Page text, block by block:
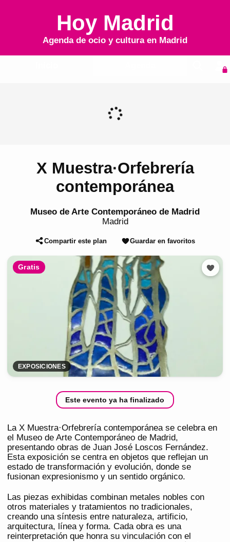
Hoy Madrid
Agenda de ocio y cultura en Madrid
X Muestra·Orfebrería
contemporánea
Museo de Arte Contemporáneo de Madrid
Madrid
Compartir este plan Guardar en favoritos
Gratis
EXPOSICIONES
Este evento ya ha finalizado
La X Muestra·Orfebrería contemporánea se celebra en
el Museo de Arte Contemporáneo de Madrid,
presentando obras de Juan José Loscos Fernández.
Esta exposición se centra en objetos que reflejan un
estado de transformación y evolución, donde se
fusionan expresionismo y un sentido orgánico.
Las piezas exhibidas combinan metales nobles con
otros materiales y tratamientos no tradicionales,
creando una síntesis entre naturaleza, artificio,
arquitectura, línea y forma. Cada obra es una
reinterpretación que honra su vinculación con el